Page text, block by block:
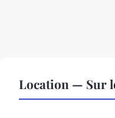
Location — Sur